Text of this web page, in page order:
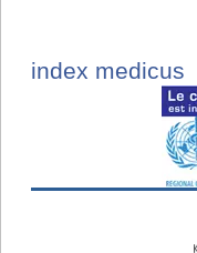
index medicus